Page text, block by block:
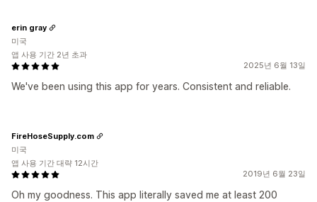
2025년 6월 13일
We've been using this app for years. Consistent and reliable.
erin gray
미국
앱 사용 기간 2년 초과
2019년 6월 23일
Oh my goodness. This app literally saved me at least 200
FireHoseSupply.com
미국
앱 사용 기간 대략 12시간